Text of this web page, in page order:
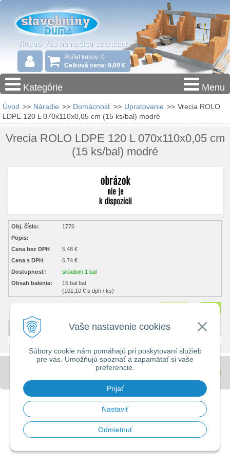
Vaše nastavenie cookies
Súbory cookie nám pomáhajú pri poskytovaní služieb
pre vás. Umožňujú spoznať a zapamätať si vaše
preferencie.
Prijať
Nastaviť
Odmietnuť
Počet kusov: 0
Celková cena: 0,00 €
Kategórie Menu
Úvod >> Náradie >> Domácnosť >> Upratovanie >> Vrecia ROLO
LDPE 120 L 070x110x0,05 cm (15 ks/bal) modré
Vrecia ROLO LDPE 120 L 070x110x0,05 cm
(15 ks/bal) modré
Obj. číslo:
1776
Popis:
Cena bez DPH
5,48 €
Cena s DPH
6,74 €
Dostupnosť:
skladom 1 bal
Obsah balenia:
15 bal bal
(101,10 € s dph / ks)
DETAILNÝ POPIS
© 2026 Stavebniny - DUMA • tvorba eshopu cez UNIobchod
spoločnosti
WEBYGROUP